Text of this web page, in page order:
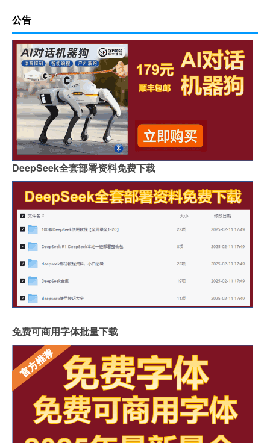
公告
DeepSeek全套部署资料免费下载
免费可商用字体批量下载